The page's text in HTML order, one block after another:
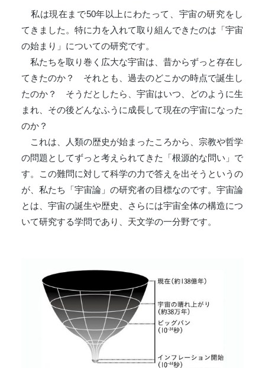
私は現在まで50年以上にわたって、宇宙の研究をし
てきました。特に力を入れて取り組んできたのは「宇宙
の始まり」についての研究です。
私たちを取り巻く広大な宇宙は、昔からずっと存在し
てきたのか？ それとも、過去のどこかの時点で誕生し
たのか？ そうだとしたら、宇宙はいつ、どのように生
まれ、その後どんなふうに成長して現在の宇宙になった
のか？
これは、人類の歴史が始まったころから、宗教や哲学
の問題としてずっと考えられてきた「根源的な問い」で
す。この難問に対して科学の力で答えを出そうというの
が、私たち「宇宙論」の研究者の目標なのです。宇宙論
とは、宇宙の誕生や歴史、さらには宇宙全体の構造につ
いて研究する学問であり、天文学の一分野です。